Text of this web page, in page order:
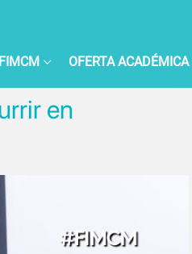
FIMCM OFERTA ACADÉMICA
en